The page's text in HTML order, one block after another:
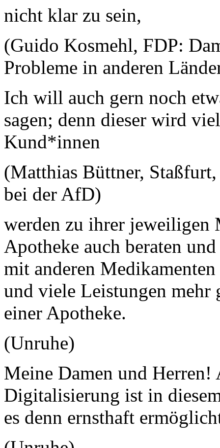
nicht klar zu sein,
(Guido Kosmehl, FDP:
Probleme in anderen
Ich will auch gern noch
sagen; denn dieser wird
Kund*innen
(Matthias Büttner,
bei der AfD)
werden zu ihrer
Apotheke auch beraten
mit anderen
und viele Leistungen mehr
einer Apotheke.
(Unruhe)
Meine Damen und Herren!
Digitalisierung ist in
es denn ernsthaft